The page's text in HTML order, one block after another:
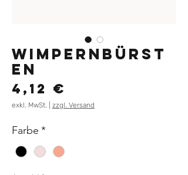
Wimpernbürst
en
4,12 €
exkl. MwSt. zzgl. Versand
Farbe *